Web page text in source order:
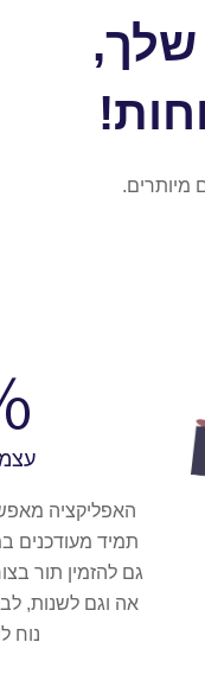
שלך,
מיותרים.
האפליקציה
תמיד מעודכנים
גם להזמין תור
אה וגם לשנות,
נוח